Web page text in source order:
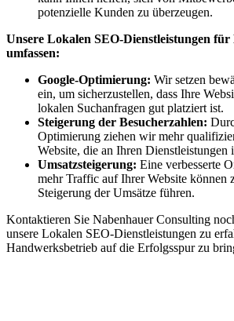
potenzielle Kunden zu überzeugen.
Unsere Lokalen SEO-Dienstleistungen
umfassen:
Google-Optimierung: Wir setzen
ein, um sicherzustellen, dass Ihre
lokalen Suchanfragen gut platziert ist.
Steigerung der Besucherzahlen:
Optimierung ziehen wir mehr
Website, die an Ihren Dienstleistungen
Umsatzsteigerung: Eine verbesserte
mehr Traffic auf Ihrer Website können
Steigerung der Umsätze führen.
Kontaktieren Sie Nabenhauer Consulting
unsere Lokalen SEO-Dienstleistungen zu
Handwerksbetrieb auf die Erfolgsspur zu